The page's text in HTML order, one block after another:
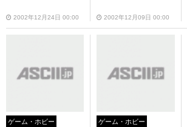
2002年12月24日 00:00 2002年12月09日 00:00
ゲーム・ホビー ゲーム・ホビー